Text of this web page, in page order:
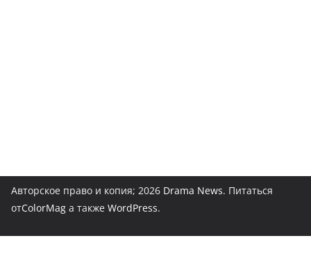
Авторское право и копия; 2026 Drama News. Питаться
отColorMag а также WordPress.